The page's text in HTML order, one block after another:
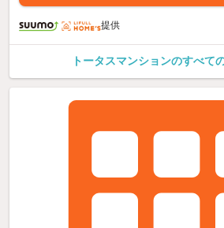
提供
トータスマンションのすべて